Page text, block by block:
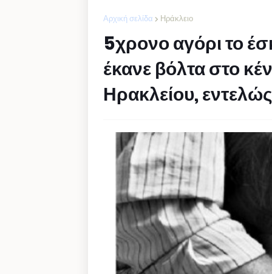
Αρχική σελίδα Ηράκλειο
5χρονο αγόρι το
έκανε βόλτα στο
Ηρακλείου,